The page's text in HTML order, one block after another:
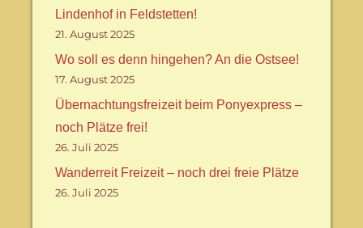
Lindenhof in Feldstetten!
21. August 2025
Wo soll es denn hingehen? An die Ostsee!
17. August 2025
Übernachtungsfreizeit beim Ponyexpress –
noch Plätze frei!
26. Juli 2025
Wanderreit Freizeit – noch drei freie Plätze
26. Juli 2025